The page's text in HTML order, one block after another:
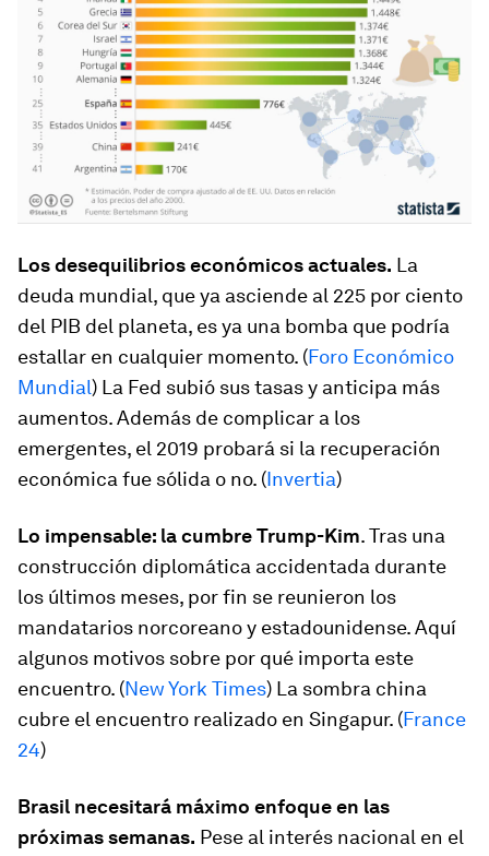
Los desequilibrios económicos actuales. La
deuda mundial, que ya asciende al 225 por ciento
del PIB del planeta, es ya una bomba que podría
estallar en cualquier momento. (Foro Económico
Mundial) La Fed subió sus tasas y anticipa más
aumentos. Además de complicar a los
emergentes, el 2019 probará si la recuperación
económica fue sólida o no. (Invertia)
Lo impensable: la cumbre Trump-Kim. Tras una
construcción diplomática accidentada durante
los últimos meses, por fin se reunieron los
mandatarios norcoreano y estadounidense. Aquí
algunos motivos sobre por qué importa este
encuentro. (New York Times) La sombra china
cubre el encuentro realizado en Singapur. (France
24)
Brasil necesitará máximo enfoque en las
próximas semanas. Pese al interés nacional en el